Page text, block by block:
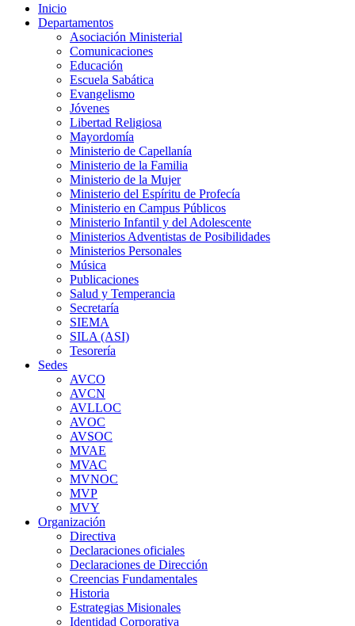
Inicio
Departamentos
Asociación Ministerial
Comunicaciones
Educación
Escuela Sabática
Evangelismo
Jóvenes
Libertad Religiosa
Mayordomía
Ministerio de Capellanía
Ministerio de la Familia
Ministerio de la Mujer
Ministerio del Espíritu de Profecía
Ministerio en Campus Públicos
Ministerio Infantil y del Adolescente
Ministerios Adventistas de Posibilidades
Ministerios Personales
Música
Publicaciones
Salud y Temperancia
Secretaría
SIEMA
SILA (ASI)
Tesorería
Sedes
AVCO
AVCN
AVLLOC
AVOC
AVSOC
MVAE
MVAC
MVNOC
MVP
MVY
Organización
Directiva
Declaraciones oficiales
Declaraciones de Dirección
Creencias Fundamentales
Historia
Estrategias Misionales
Identidad Corporativa